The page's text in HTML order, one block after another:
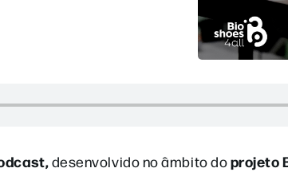
desenvolvido no âmbito doprojeto